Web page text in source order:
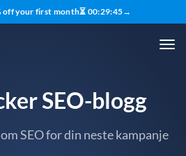
off your first month⏳ 00:29:44→
SEO-blogg
SEO for din neste kampanje